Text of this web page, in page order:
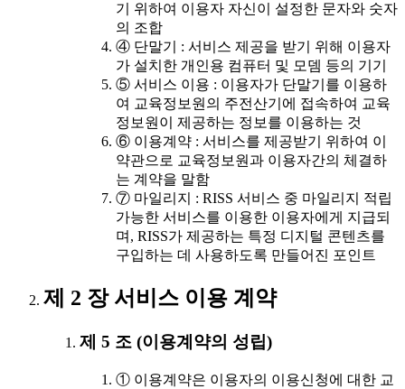
기 위하여 이용자 자신이 설정한 문자와 숫자
의 조합
④ 단말기 : 서비스 제공을 받기 위해 이용자
가 설치한 개인용 컴퓨터 및 모뎀 등의 기기
⑤ 서비스 이용 : 이용자가 단말기를 이용하
여 교육정보원의 주전산기에 접속하여 교육
정보원이 제공하는 정보를 이용하는 것
⑥ 이용계약 : 서비스를 제공받기 위하여 이
약관으로 교육정보원과 이용자간의 체결하
는 계약을 말함
⑦ 마일리지 : RISS 서비스 중 마일리지 적립
가능한 서비스를 이용한 이용자에게 지급되
며, RISS가 제공하는 특정 디지털 콘텐츠를
구입하는 데 사용하도록 만들어진 포인트
제 2 장 서비스 이용 계약
제 5 조 (이용계약의 성립)
① 이용계약은 이용자의 이용신청에 대한 교